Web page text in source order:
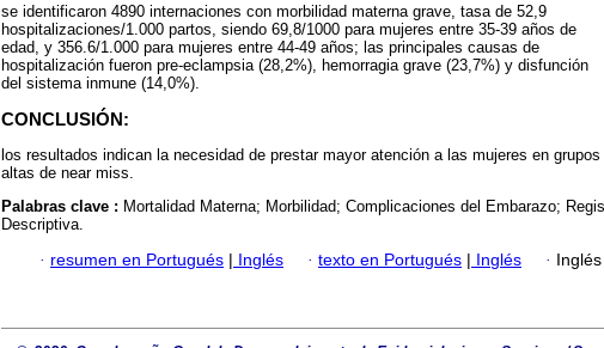
se identificaron 4890 internaciones con morbilidad materna grave, tasa de 52,9
hospitalizaciones/1.000 partos, siendo 69,8/1000 para mujeres entre 35-39 años de
edad, y 356.6/1.000 para mujeres entre 44-49 años; las principales causas de
hospitalización fueron pre-eclampsia (28,2%), hemorragia grave (23,7%) y disfunción
del sistema inmune (14,0%).
CONCLUSIÓN:
los resultados indican la necesidad de prestar mayor atención a las mujeres en
altas de near miss.
Palabras clave : Mortalidad Materna; Morbilidad; Complicaciones del Embarazo;
Descriptiva.
· resumen en Portugués Inglés · texto en Portugués Inglés ·